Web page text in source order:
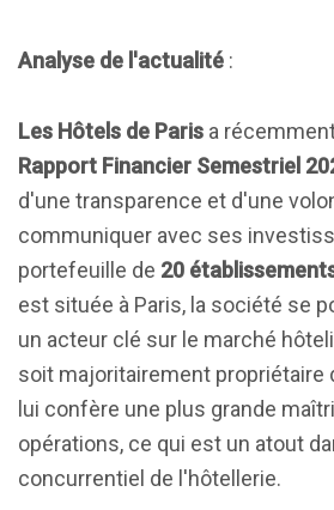
Analyse de l'actualité :
Les Hôtels de Paris a
Rapport Financier Semestriel
d'une transparence et d'une
communiquer avec ses
portefeuille de 20
est située à Paris, la société se
un acteur clé sur le marché
soit majoritairement propriétaire
lui confère une plus grande
opérations, ce qui est un atout
concurrentiel de l'hôtellerie.